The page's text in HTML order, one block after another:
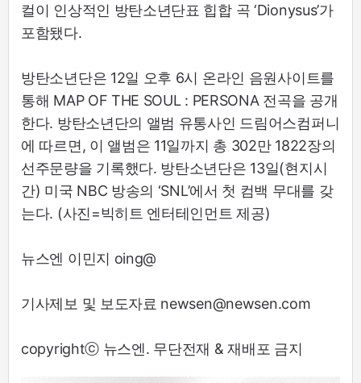
컬이 인상적인 방탄소년단표 힙합 곡 ‘Dionysus’가
포함됐다.
방탄소년단은 12일 오후 6시 온라인 음원사이트를
통해 MAP OF THE SOUL : PERSONA 전곡을 공개
한다. 방탄소년단의 앨범 유통사인 드림어스컴퍼니
에 따르면, 이 앨범은 11일까지 총 302만 1822장의
선주문량을 기록했다. 방탄소년단은 13일(현지시
간) 미국 NBC 방송의 ‘SNL’에서 첫 컴백 무대를 갖
는다. (사진=빅히트 엔터테인먼트 제공)
뉴스엔 이민지 oing@
기사제보 및 보도자료 newsen@newsen.com
copyrightⓒ 뉴스엔. 무단전재 & 재배포 금지